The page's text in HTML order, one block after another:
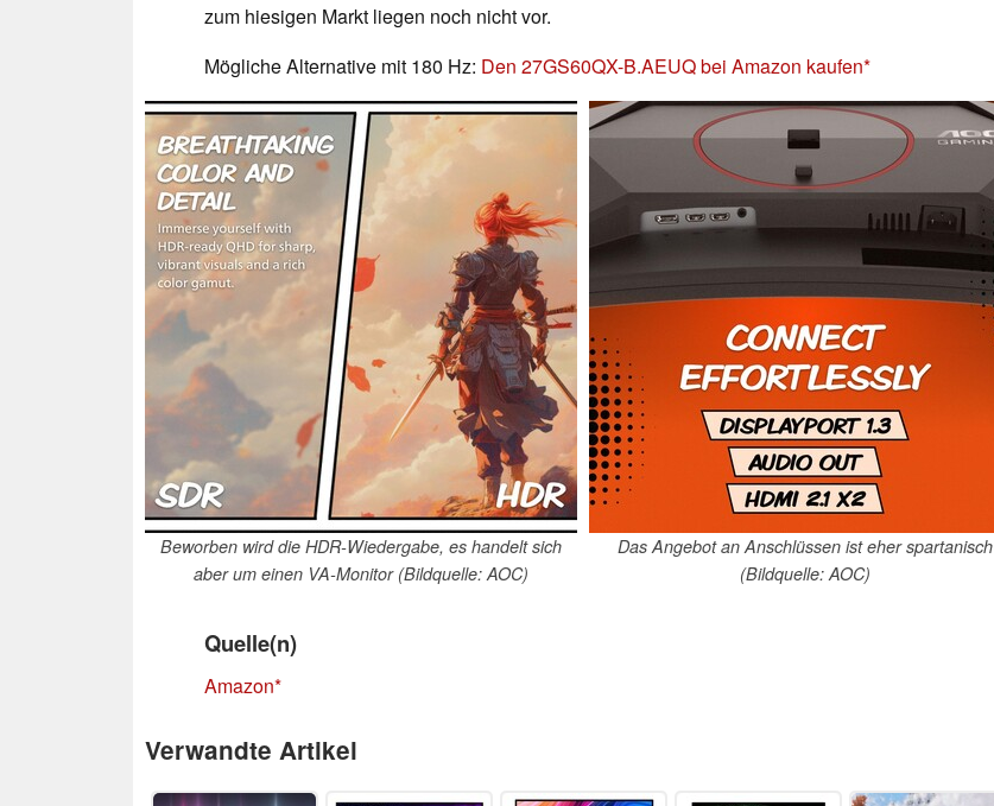
zum hiesigen Markt liegen noch nicht vor.
Mögliche Alternative mit 180 Hz: Den 27GS60QX-B.AEUQ bei Amazon kaufen
Beworben wird die HDR-Wiedergabe, es handelt sich
aber um einen VA-Monitor (Bildquelle: AOC)
Das Angebot an Anschlüssen ist eher spartanisch
(Bildquelle: AOC)
Quelle(n)
Amazon
Verwandte Artikel